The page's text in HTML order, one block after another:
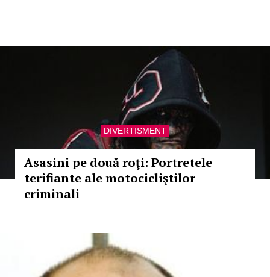
DIVERTISMENT
Asasini pe două roţi: Portretele
terifiante ale motocicliştilor
criminali